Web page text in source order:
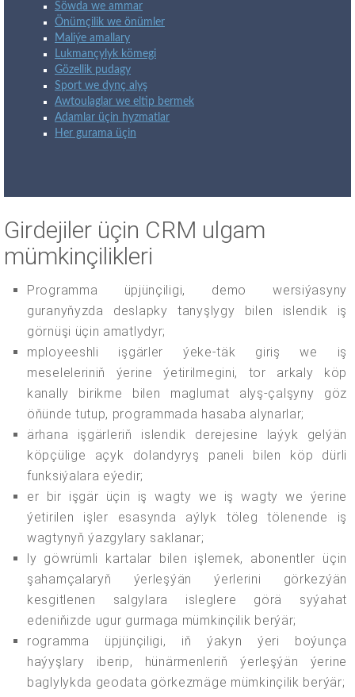
Söwda we ammar
Önümçilik we önümler
Maliýe amallary
Lukmançylyk kömegi
Gözellik pudagy
Sport we dynç alyş
Awtoulaglar we eltip bermek
Adamlar üçin hyzmatlar
Her gurama üçin
Girdejiler üçin CRM ulgam
mümkinçilikleri
Programma üpjünçiligi, demo wersiýasyny
guranyňyzda deslapky tanyşlygy bilen islendik iş
görnüşi üçin amatlydyr;
mployeeshli işgärler ýeke-täk giriş we iş
meseleleriniň ýerine ýetirilmegini, tor arkaly köp
kanally birikme bilen maglumat alyş-çalşyny göz
öňünde tutup, programmada hasaba alynarlar;
ärhana işgärleriň islendik derejesine laýyk gelýän
köpçülige açyk dolandyryş paneli bilen köp dürli
funksiýalara eýedir;
er bir işgär üçin iş wagty we iş wagty we ýerine
ýetirilen işler esasynda aýlyk töleg tölenende iş
wagtynyň ýazgylary saklanar;
ly göwrümli kartalar bilen işlemek, abonentler üçin
şahamçalaryň ýerleşýän ýerlerini görkezýän
kesgitlenen salgylara isleglere görä syýahat
edeniňizde ugur gurmaga mümkinçilik berýär;
rogramma üpjünçiligi, iň ýakyn ýeri boýunça
haýyşlary iberip, hünärmenleriň ýerleşýän ýerine
baglylykda geodata görkezmäge mümkinçilik berýär;